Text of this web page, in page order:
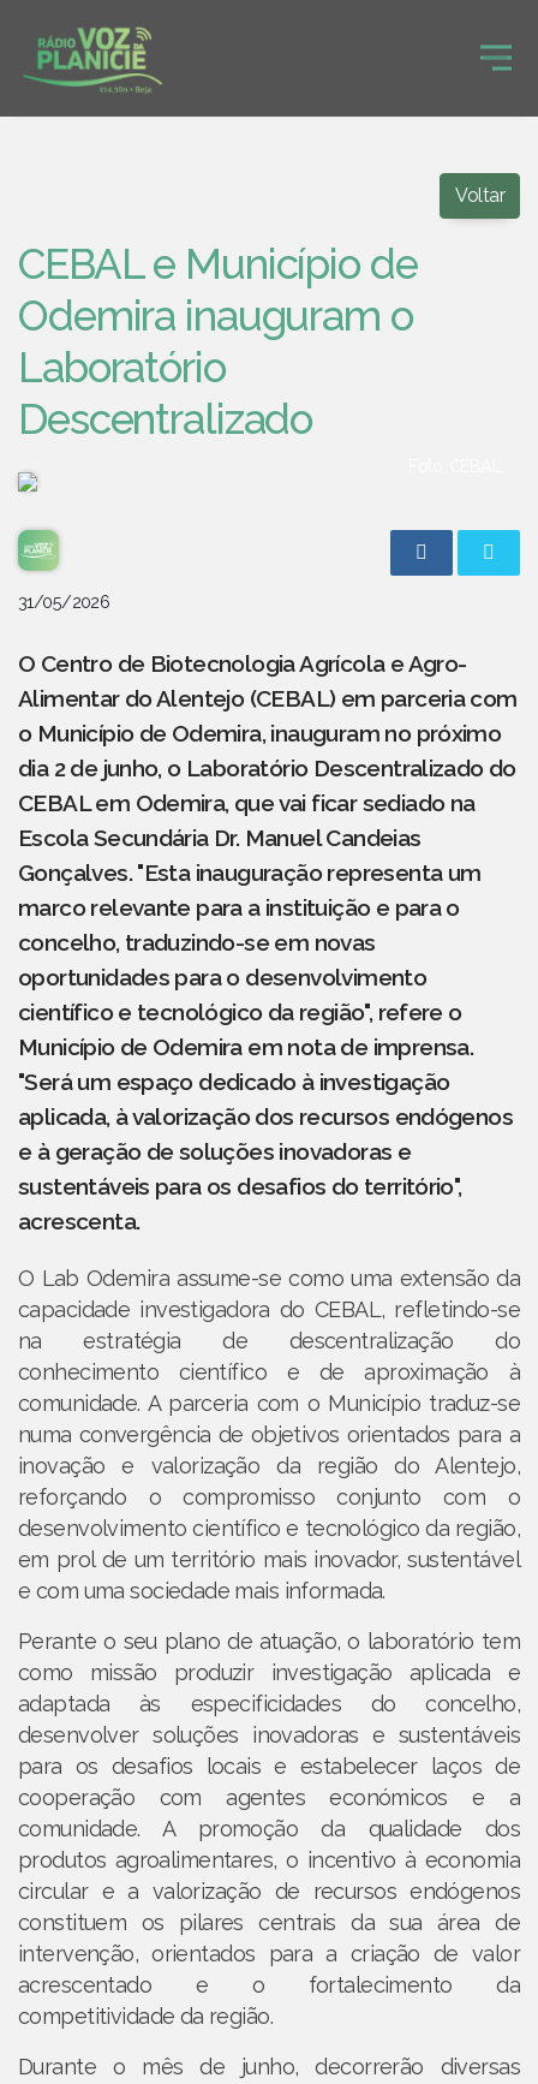
Voltar
CEBAL e Município de
Odemira inauguram o
Laboratório
Descentralizado
31/05/2026
O Centro de Biotecnologia Agrícola e Agro-
Alimentar do Alentejo (CEBAL) em parceria com
o Município de Odemira, inauguram no próximo
dia 2 de junho, o Laboratório Descentralizado do
CEBAL em Odemira, que vai ficar sediado na
Escola Secundária Dr. Manuel Candeias
Gonçalves. "Esta inauguração representa um
marco relevante para a instituição e para o
concelho, traduzindo-se em novas
oportunidades para o desenvolvimento
científico e tecnológico da região", refere o
Município de Odemira em nota de imprensa.
"Será um espaço dedicado à investigação
aplicada, à valorização dos recursos endógenos
e à geração de soluções inovadoras e
sustentáveis para os desafios do território",
acrescenta.
O Lab Odemira assume-se como uma extensão da
capacidade investigadora do CEBAL, refletindo-se
na estratégia de descentralização do
conhecimento científico e de aproximação à
comunidade. A parceria com o Município traduz-se
numa convergência de objetivos orientados para a
inovação e valorização da região do Alentejo,
reforçando o compromisso conjunto com o
desenvolvimento científico e tecnológico da região,
em prol de um território mais inovador, sustentável
e com uma sociedade mais informada.
Perante o seu plano de atuação, o laboratório tem
como missão produzir investigação aplicada e
adaptada às especificidades do concelho,
desenvolver soluções inovadoras e sustentáveis
para os desafios locais e estabelecer laços de
cooperação com agentes económicos e a
comunidade. A promoção da qualidade dos
produtos agroalimentares, o incentivo à economia
circular e a valorização de recursos endógenos
constituem os pilares centrais da sua área de
intervenção, orientados para a criação de valor
acrescentado e o fortalecimento da
competitividade da região.
Durante o mês de junho, decorrerão diversas